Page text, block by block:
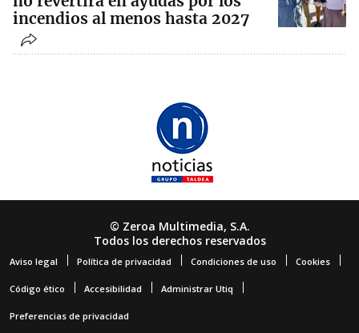
incendios al menos hasta 2027
© Zeroa Multimedia, S.A.
Todos los derechos reservados
Aviso legal Política de privacidad Condiciones de uso Cookies
Código ético Accesibilidad Administrar Utiq
Preferencias de privacidad